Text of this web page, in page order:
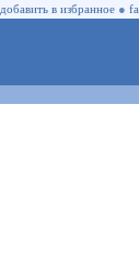
добавить в избранное ●